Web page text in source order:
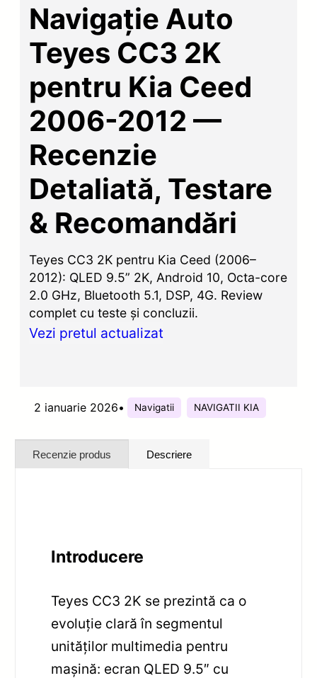
Navigație Auto
Teyes CC3 2K
pentru Kia Ceed
2006-2012 —
Recenzie
Detaliată, Testare
& Recomandări
Teyes CC3 2K pentru Kia Ceed (2006–
2012): QLED 9.5” 2K, Android 10, Octa-core
2.0 GHz, Bluetooth 5.1, DSP, 4G. Review
complet cu teste și concluzii.
Vezi pretul actualizat
2 ianuarie 2026• Navigatii NAVIGATII KIA
Recenzie produs Descriere
Introducere
Teyes CC3 2K se prezintă ca o
evoluție clară în segmentul
unităților multimedia pentru
mașină: ecran QLED 9.5″ cu